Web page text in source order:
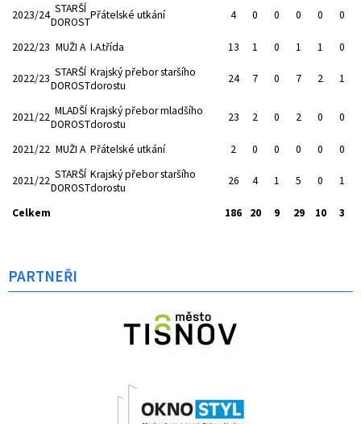
2023/24 STARŠÍ
DOROST
Přátelské utkání 4 0 0 0 0 0
2022/23 MUŽI A I.A.třída 13 1 0 1 1 0
2022/23 STARŠÍ
DOROST
Krajský přebor staršího
dorostu
24 7 0 7 2 1
2021/22 MLADŠÍ
DOROST
Krajský přebor mladšího
dorostu
23 2 0 2 0 0
2021/22 MUŽI A Přátelské utkání 2 0 0 0 0 0
2021/22 STARŠÍ
DOROST
Krajský přebor staršího
dorostu
26 4 1 5 0 1
Celkem 186 20 9 29 10 3
PARTNEŘI